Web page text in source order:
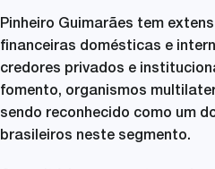
Pinheiro Guimarães tem
financeiras domésticas e
credores privados e
fomento, organismos
sendo reconhecido como um
brasileiros neste segmento.